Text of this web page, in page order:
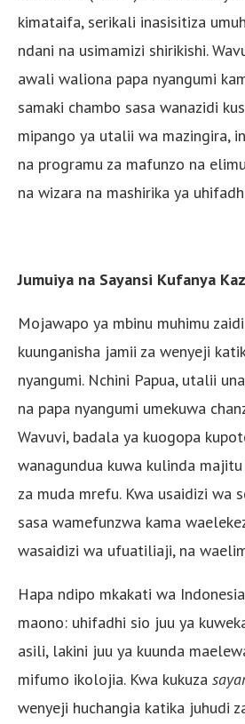
kimataifa, serikali inasisitiza
ndani na usimamizi shirikishi.
awali waliona papa nyangumi
samaki chambo sasa wanazidi
mipango ya utalii wa mazingira,
na programu za mafunzo na
na wizara na mashirika ya
Jumuiya na Sayansi Kufanya
Mojawapo ya mbinu muhimu
kuunganisha jamii za wenyeji
nyangumi. Nchini Papua, utalii
na papa nyangumi umekuwa
Wavuvi, badala ya kuogopa
wanagundua kuwa kulinda
za muda mrefu. Kwa usaidizi wa
sasa wamefunzwa kama
wasaidizi wa ufuatiliaji, na
Hapa ndipo mkakati wa
maono: uhifadhi sio juu ya
asili, lakini juu ya kuunda
mifumo ikolojia. Kwa kukuza
wenyeji huchangia katika juhudi